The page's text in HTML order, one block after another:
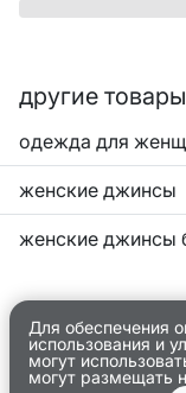
другие товары
одежда для
женские джинсы
женские джинсы
Для обеспечения
использования и
могут
могут размещать